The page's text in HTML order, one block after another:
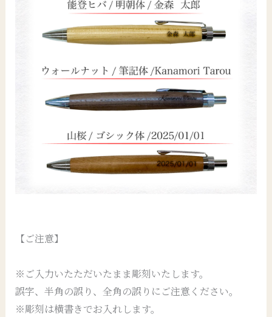
【ご注意】
※ご入力いたただいたまま彫刻いたします。
誤字、半角の誤り、全角の誤りにご注意ください。
※彫刻は横書きでお入れします。